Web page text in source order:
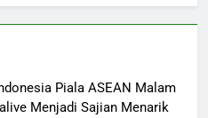
Piala ASEAN Malam
Menjadi Sajian Menarik